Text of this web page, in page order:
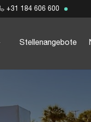
Stellenangebote
+31 184 606 600